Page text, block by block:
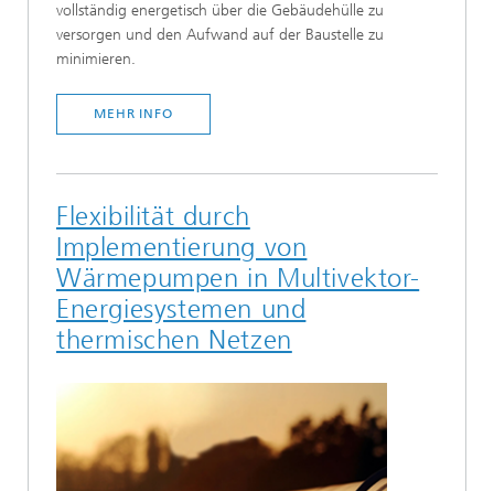
vollständig energetisch über die Gebäudehülle zu
versorgen und den Aufwand auf der Baustelle zu
minimieren.
MEHR INFO
Flexibilität durch
Implementierung von
Wärmepumpen in Multivektor-
Energiesystemen und
thermischen Netzen